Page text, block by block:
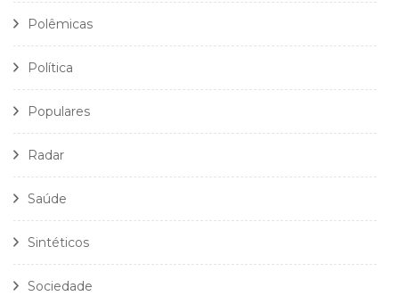
Polêmicas
Política
Populares
Radar
Saúde
Sintéticos
Sociedade